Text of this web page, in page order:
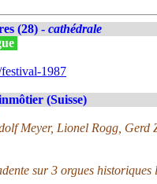
(28) - cathédrale
1987
(Suisse)
Meyer, Lionel Rogg, Gerd
sur 3 orgues